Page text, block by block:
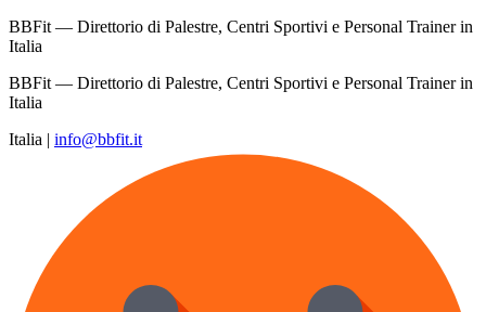
BBFit — Direttorio di Palestre, Centri Sportivi e Personal Trainer in
Italia
BBFit — Direttorio di Palestre, Centri Sportivi e Personal Trainer in
Italia
Italia | info@bbfit.it